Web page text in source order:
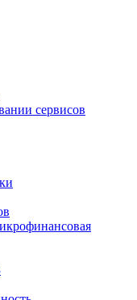
сервисов